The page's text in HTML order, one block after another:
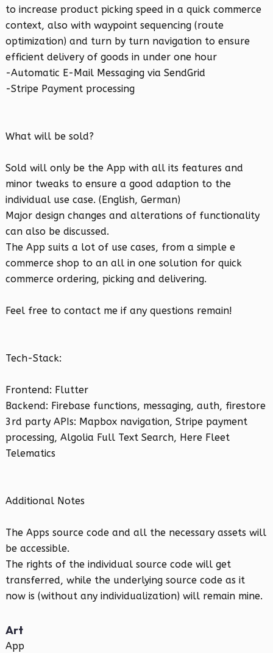
to increase product picking speed in a quick commerce
context, also with waypoint sequencing (route
optimization) and turn by turn navigation to ensure
efficient delivery of goods in under one hour
-Automatic E-Mail Messaging via SendGrid
-Stripe Payment processing
What will be sold?
Sold will only be the App with all its features and
minor tweaks to ensure a good adaption to the
individual use case. (English, German)
Major design changes and alterations of functionality
can also be discussed.
The App suits a lot of use cases, from a simple e
commerce shop to an all in one solution for quick
commerce ordering, picking and delivering.
Feel free to contact me if any questions remain!
Tech-Stack:
Frontend: Flutter
Backend: Firebase functions, messaging, auth, firestore
3rd party APIs: Mapbox navigation, Stripe payment
processing, Algolia Full Text Search, Here Fleet
Telematics
Additional Notes
The Apps source code and all the necessary assets will
be accessible.
The rights of the individual source code will get
transferred, while the underlying source code as it
now is (without any individualization) will remain mine.
Art
App